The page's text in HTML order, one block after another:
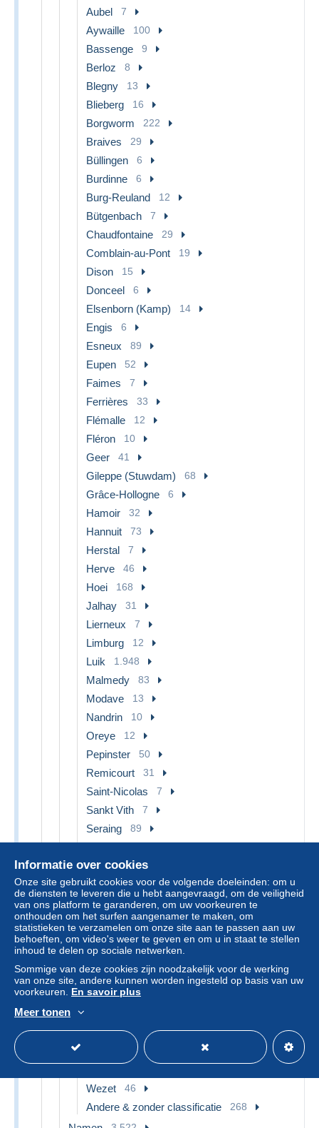
Aubel 7
Aywaille 100
Bassenge 9
Berloz 8
Blegny 13
Blieberg 16
Borgworm 222
Braives 29
Büllingen 6
Burdinne 6
Burg-Reuland 12
Bütgenbach 7
Chaudfontaine 29
Comblain-au-Pont 19
Dison 15
Donceel 6
Elsenborn (Kamp) 14
Engis 6
Esneux 89
Eupen 52
Faimes 7
Ferrières 33
Flémalle 12
Fléron 10
Geer 41
Gileppe (Stuwdam) 68
Grâce-Hollogne 6
Hamoir 32
Hannuit 73
Herstal 7
Herve 46
Hoei 168
Jalhay 31
Lierneux 7
Limburg 12
Luik 1.948
Malmedy 83
Modave 13
Nandrin 10
Oreye 12
Pepinster 50
Remicourt 31
Saint-Nicolas 7
Sankt Vith 7
Seraing 89
Spa 208
Sprimont 56
Stavelot 72
Stoumont 19
Theux 63
Tinlot
Trois-Ponts 11
Trooz 20
Villers-le-Bouillet 12
29
Wezet 46
Andere & zonder classificatie 268
Informatie over cookies
Onze site gebruikt cookies voor de volgende doeleinden: om u
de diensten te leveren die u hebt aangevraagd, om de veiligheid
van ons platform te garanderen, om uw voorkeuren te
onthouden om het surfen aangenamer te maken, om
statistieken te verzamelen om onze site aan te passen aan uw
behoeften, om video's weer te geven en om u in staat te stellen
inhoud te delen op sociale netwerken.
Sommige van deze cookies zijn noodzakelijk voor de werking
van onze site, andere kunnen worden ingesteld op basis van uw
voorkeuren. En savoir plus
Meer tonen